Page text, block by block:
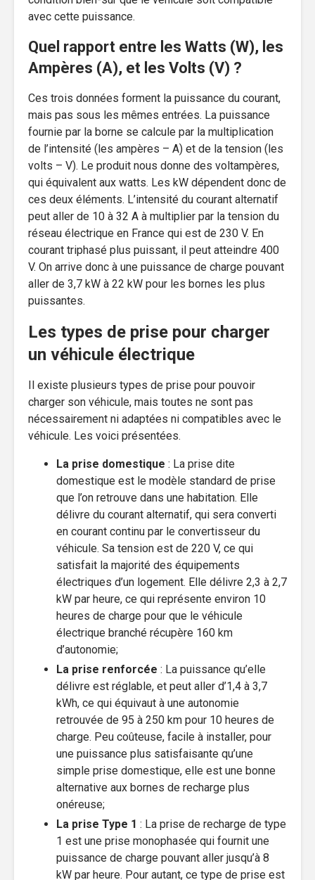
avec cette puissance.
Quel rapport entre les Watts (W), les
Ampères (A), et les Volts (V) ?
Ces trois données forment la puissance du courant,
mais pas sous les mêmes entrées. La puissance
fournie par la borne se calcule par la multiplication
de l’intensité (les ampères – A) et de la tension (les
volts – V). Le produit nous donne des voltampères,
qui équivalent aux watts. Les kW dépendent donc de
ces deux éléments. L’intensité du courant alternatif
peut aller de 10 à 32 A à multiplier par la tension du
réseau électrique en France qui est de 230 V. En
courant triphasé plus puissant, il peut atteindre 400
V. On arrive donc à une puissance de charge pouvant
aller de 3,7 kW à 22 kW pour les bornes les plus
puissantes.
Les types de prise pour charger
un véhicule électrique
Il existe plusieurs types de prise pour pouvoir
charger son véhicule, mais toutes ne sont pas
nécessairement ni adaptées ni compatibles avec le
véhicule. Les voici présentées.
La prise domestique : La prise dite
domestique est le modèle standard de prise
que l’on retrouve dans une habitation. Elle
délivre du courant alternatif, qui sera converti
en courant continu par le convertisseur du
véhicule. Sa tension est de 220 V, ce qui
satisfait la majorité des équipements
électriques d’un logement. Elle délivre 2,3 à 2,7
kW par heure, ce qui représente environ 10
heures de charge pour que le véhicule
électrique branché récupère 160 km
d’autonomie;
La prise renforcée : La puissance qu’elle
délivre est réglable, et peut aller d’1,4 à 3,7
kWh, ce qui équivaut à une autonomie
retrouvée de 95 à 250 km pour 10 heures de
charge. Peu coûteuse, facile à installer, pour
une puissance plus satisfaisante qu’une
simple prise domestique, elle est une bonne
alternative aux bornes de recharge plus
onéreuse;
La prise Type 1 : La prise de recharge de type
1 est une prise monophasée qui fournit une
puissance de charge pouvant aller jusqu’à 8
kW par heure. Pour autant, ce type de prise est